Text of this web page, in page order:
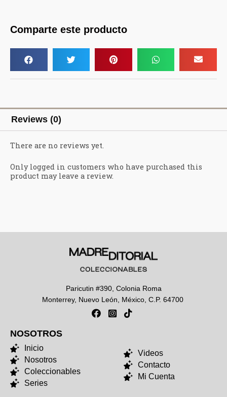
Comparte este producto
Reviews (0)
There are no reviews yet.
Only logged in customers who have purchased this
product may leave a review.
Paricutin #390, Colonia Roma
Monterrey, Nuevo León, México, C.P. 64700
NOSOTROS
Inicio
Nosotros
Coleccionables
Series
Videos
Contacto
Mi Cuenta